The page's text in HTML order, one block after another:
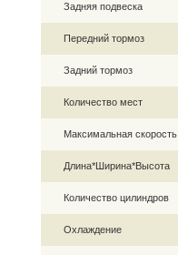
Задняя подвеска
Передний тормоз
Задний тормоз
Количество мест
Максимальная скорость
Длина*Ширина*Высота
Количество цилиндров
Охлаждение